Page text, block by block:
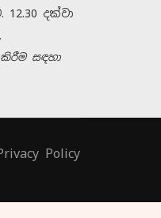
12.30 දක්වා
සඳහා
Policy